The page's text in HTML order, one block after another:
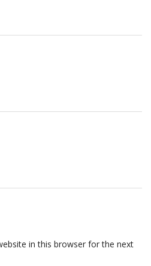
in this browser for the next